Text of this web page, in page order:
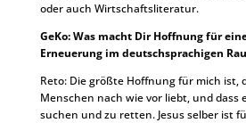
oder auch Wirtschaftsliteratur.
GeKo: Was macht Dir Hoffnung für
Erneuerung im deutschsprachigen
Reto: Die größte Hoffnung für mich ist,
Menschen nach wie vor liebt, und dass
suchen und zu retten. Jesus selber ist